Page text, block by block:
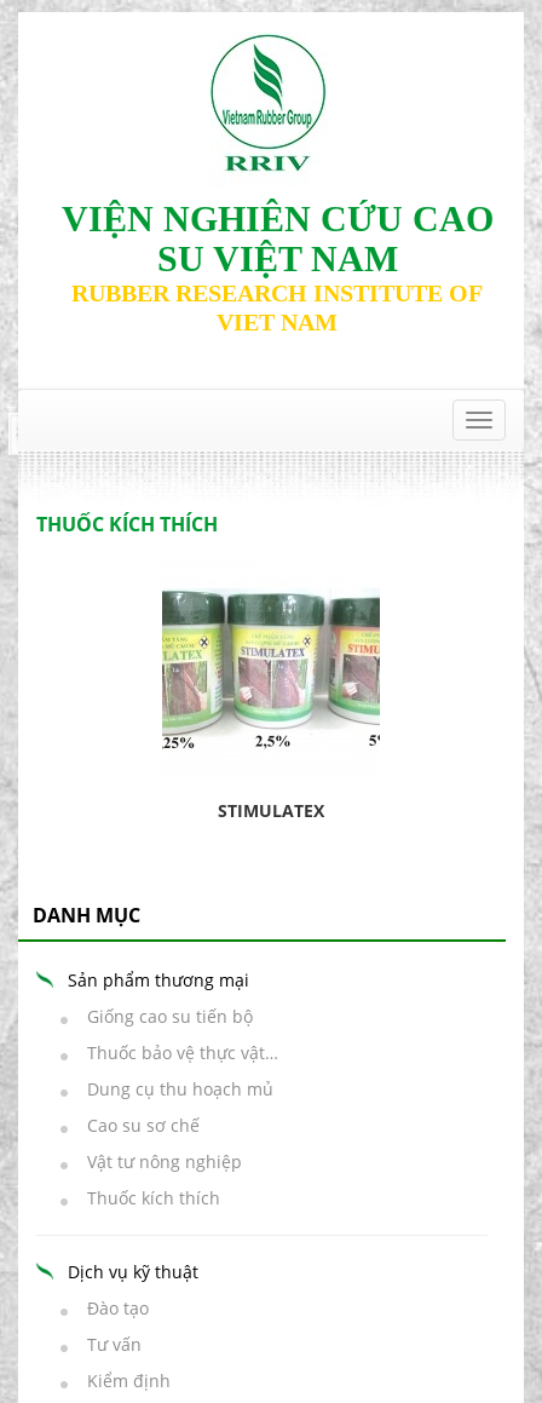
VIỆN NGHIÊN CỨU CAO
SU VIỆT NAM
RUBBER RESEARCH INSTITUTE OF
VIET NAM
Toggle
THUỐC KÍCH THÍCH
STIMULATEX
DANH MỤC
Sản phẩm thương mại
Giống cao su tiến bộ
Thuốc bảo vệ thực vật…
Dung cụ thu hoạch mủ
Cao su sơ chế
Vật tư nông nghiệp
Thuốc kích thích
Dịch vụ kỹ thuật
Đào tạo
Tư vấn
Kiểm định